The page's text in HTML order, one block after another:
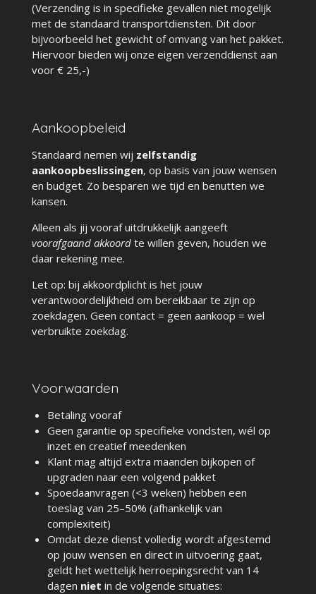
(Verzending is in specifieke gevallen niet mogelijk
met de standaard transportdiensten. Dit door
bijvoorbeeld het gewicht of omvang van het pakket.
Hiervoor bieden wij onze eigen verzenddienst aan
voor € 25,-)
Aankoopbeleid
Standaard nemen wij zelfstandig
aankoopbeslissingen, op basis van jouw wensen
en budget. Zo besparen we tijd en benutten we
kansen.
Alleen als jij vooraf uitdrukkelijk aangeeft
voorafgaand akkoordte willen geven, houden we
daar rekening mee.
Let op: bij akkoordplicht is het jouw
verantwoordelijkheid om bereikbaar te zijn op
zoekdagen. Geen contact = geen aankoop = wel
verbruikte zoekdag.
Voorwaarden
Betaling vooraf
Geen garantie op specifieke vondsten, wél op
inzet en creatief meedenken
Klant mag altijd extra maanden bijkopen of
upgraden naar een volgend pakket
Spoedaanvragen (<3 weken) hebben een
toeslag van 25–50% (afhankelijk van
complexiteit)
Omdat deze dienst volledig wordt afgestemd
op jouw wensen en direct in uitvoering gaat,
geldt het wettelijk herroepingsrecht van 14
dagen niet in de volgende situaties: